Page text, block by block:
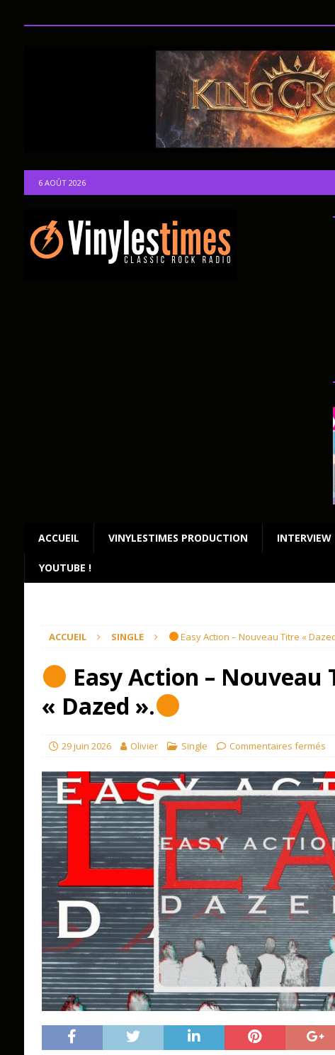
6 AOÛT 2026
ACCUEIL VINYLESTIMES PRODUCTION INTERVIEW
YOUTUBE !
ACCUEIL SINGLE Easy Action – Nouveau Titre «
Easy Action – Nouveau
« Dazed ».
29 juin 2026 Olivier Single Commentaires fermés